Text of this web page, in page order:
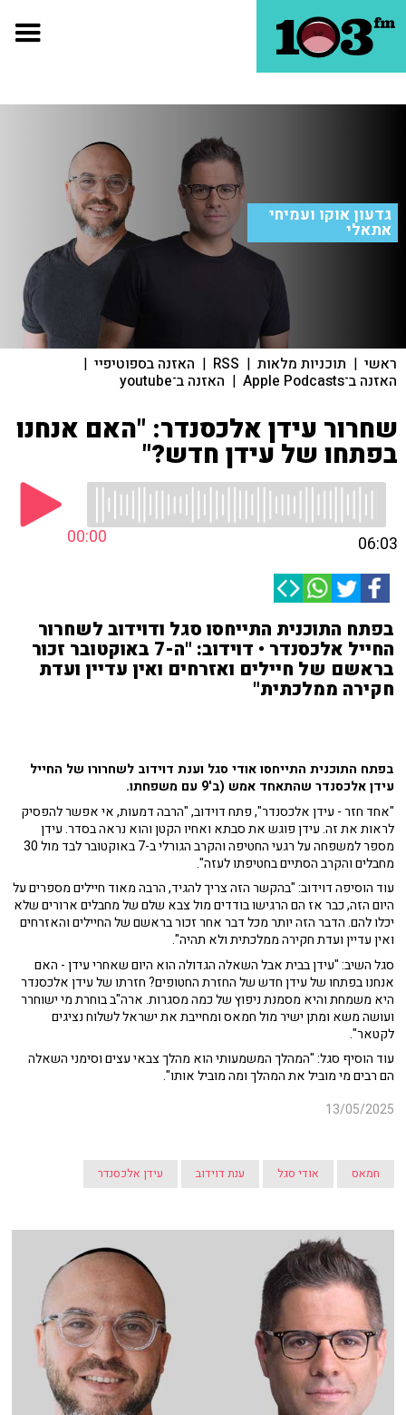
גדעון אוקו ועמיחי
אתאלי
ראשי | תוכניות מלאות |
RSS
| האזנה בספוטיפיי |
האזנה ב־Apple Podcasts | האזנה ב־youtube
שחרור עידן אלכסנדר: "האם אנחנו
בפתחו של עידן חדש?"
00:00 06:03
בפתח התוכנית התייחסו סגל ודוידוב לשחרור
החייל אלכסנדר • דוידוב: "ה-7 באוקטובר זכור
בראשם של חיילים ואזרחים ואין עדיין ועדת
חקירה ממלכתית"
בפתח התוכנית התייחסו אודי סגל וענת דוידוב לשחרורו של החייל
עידן אלכסנדר שהתאחד אמש (ב'9 עם משפחתו.
"אחד חזר - עידן אלכסנדר", פתח דוידוב, "הרבה דמעות, אי אפשר להפסיק
לראות את זה. עידן פוגש את סבתא ואחיו הקטן והוא נראה בסדר. עידן
מספר למשפחה על רגעי החטיפה והקרב הגורלי ב-7 באוקטובר לבד מול 30
מחבלים והקרב הסתיים בחטיפתו לעזה".
עוד הוסיפה דוידוב: "בהקשר הזה צריך להגיד, הרבה מאוד חיילים מספרים על
היום הזה, כבר אז הם הרגישו בודדים מול צבא שלם של מחבלים ארורים שלא
יכלו להם. הדבר הזה יותר מכל דבר אחר זכור בראשם של החיילים והאזרחים
ואין עדיין ועדת חקירה ממלכתית ולא תהיה".
סגל השיב: "עידן בבית אבל השאלה הגדולה הוא היום שאחרי עידן - האם
אנחנו בפתחו של עידן חדש של החזרת החטופים? חזרתו של עידן אלכסנדר
היא משמחת והיא מסמנת ניפוץ של כמה מסגרות. ארה"ב בוחרת מי ישוחרר
ועושה משא ומתן ישיר מול חמאס ומחייבת את ישראל לשלוח נציגים
לקטאר".
עוד הוסיף סגל: "המהלך המשמעותי הוא מהלך צבאי עצים וסימני השאלה
הם רבים מי מוביל את המהלך ומה מוביל אותו".
13/05/2025
חמאס אודי סגל ענת דוידוב עידן אלכסנדר